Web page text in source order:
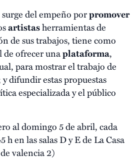
surge del empeño porpromover
artistasherramientas de
de sus trabajos, tiene como
ofrecer unaplataforma,
para mostrar el trabajo de
y difundir estas propuestas
especializada y el público
al domingo 5 de abril, cada
h en las salas D y E de La Casa
valencia 2)